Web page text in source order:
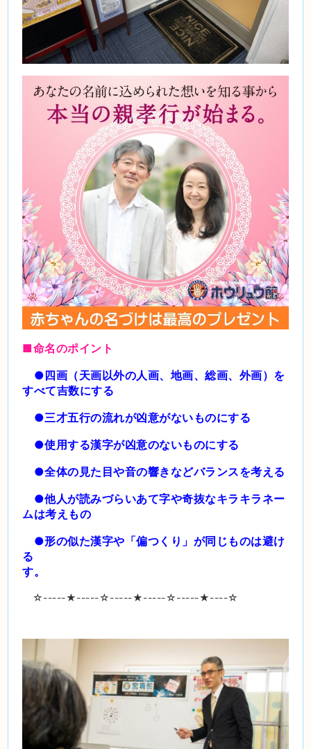
■命名のポイント
●四画（天画以外の人画、地画、総画、外画）を
すべて吉数にする
●三才五行の流れが凶意がないものにする
●使用する漢字が凶意のないものにする
●全体の見た目や音の響きなどバランスを考える
●他人が読みづらいあて字や奇抜なキラキラネー
ムは考えもの
●形の似た漢字や「偏つくり」が同じものは避け
る
す。
☆-----★-----☆-----★-----☆-----★----☆